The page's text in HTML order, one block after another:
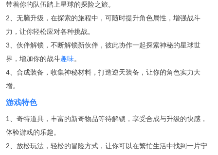
带着你的队伍踏上星球的探险之旅。
2、无脑升级，在探索的旅程中，可随时提升角色属性，增强战斗
力，让你轻松应对各种挑战。
3、伙伴解锁，不断解锁新伙伴，彼此协作一起探索神秘的星球世
界，增加你的战斗趣味。
4、合成装备，收集神秘材料，打造逆天装备，让你的角色实力大
增。
游戏特色
1、奇特道具，丰富的新奇物品等待解锁，享受合成与升级的快感，
体验游戏的乐趣。
2、放松玩法，轻松的冒险方式，让你可以在繁忙生活中找到一片宁